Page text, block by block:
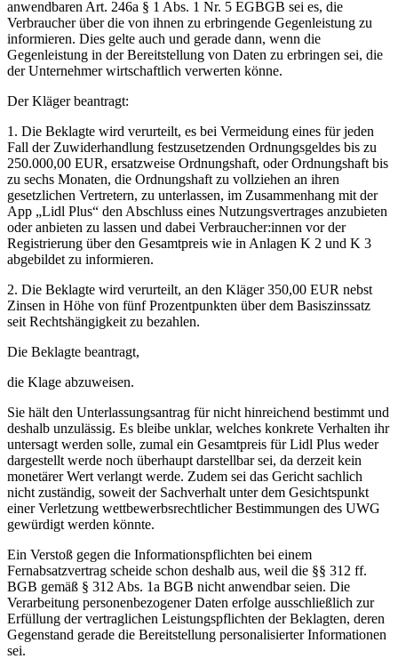
anwendbaren Art. 246a § 1 Abs. 1 Nr. 5 EGBGB sei es, die
Verbraucher über die von ihnen zu erbringende Gegenleistung zu
informieren. Dies gelte auch und gerade dann, wenn die
Gegenleistung in der Bereitstellung von Daten zu erbringen sei, die
der Unternehmer wirtschaftlich verwerten könne.
Der Kläger beantragt:
1. Die Beklagte wird verurteilt, es bei Vermeidung eines für jeden
Fall der Zuwiderhandlung festzusetzenden Ordnungsgeldes bis zu
250.000,00 EUR, ersatzweise Ordnungshaft, oder Ordnungshaft bis
zu sechs Monaten, die Ordnungshaft zu vollziehen an ihren
gesetzlichen Vertretern, zu unterlassen, im Zusammenhang mit der
App „Lidl Plus“ den Abschluss eines Nutzungsvertrages anzubieten
oder anbieten zu lassen und dabei Verbraucher:innen vor der
Registrierung über den Gesamtpreis wie in Anlagen K 2 und K 3
abgebildet zu informieren.
2. Die Beklagte wird verurteilt, an den Kläger 350,00 EUR nebst
Zinsen in Höhe von fünf Prozentpunkten über dem Basiszinssatz
seit Rechtshängigkeit zu bezahlen.
Die Beklagte beantragt,
die Klage abzuweisen.
Sie hält den Unterlassungsantrag für nicht hinreichend bestimmt und
deshalb unzulässig. Es bleibe unklar, welches konkrete Verhalten ihr
untersagt werden solle, zumal ein Gesamtpreis für Lidl Plus weder
dargestellt werde noch überhaupt darstellbar sei, da derzeit kein
monetärer Wert verlangt werde. Zudem sei das Gericht sachlich
nicht zuständig, soweit der Sachverhalt unter dem Gesichtspunkt
einer Verletzung wettbewerbsrechtlicher Bestimmungen des UWG
gewürdigt werden könnte.
Ein Verstoß gegen die Informationspflichten bei einem
Fernabsatzvertrag scheide schon deshalb aus, weil die §§ 312 ff.
BGB gemäß § 312 Abs. 1a BGB nicht anwendbar seien. Die
Verarbeitung personenbezogener Daten erfolge ausschließlich zur
Erfüllung der vertraglichen Leistungspflichten der Beklagten, deren
Gegenstand gerade die Bereitstellung personalisierter Informationen
sei.